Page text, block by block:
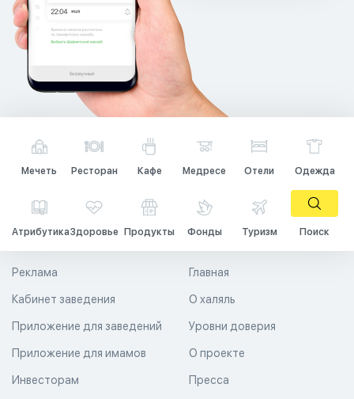
Мечеть Ресторан Кафе Медресе Отели Одежда
АтрибутикаЗдоровье Продукты Фонды Туризм Поиск
Главная
О халяль
Уровни доверия
Реклама
Кабинет заведения
Приложение для заведений
Приложение для имамов О проекте
Пресса
Инвесторам